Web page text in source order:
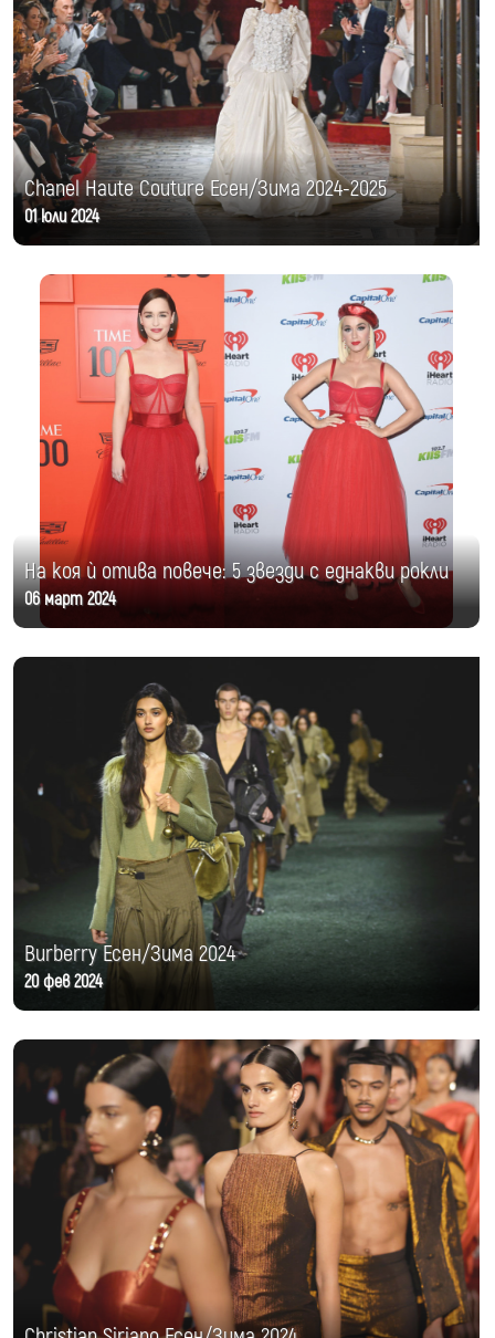
Chanel Haute Couture Есен/Зима 2024-2025
01 юли 2024
На коя ѝ отива повече: 5 звезди с еднакви рокли
06 март 2024
Burberry Есен/Зима 2024
20 фев 2024